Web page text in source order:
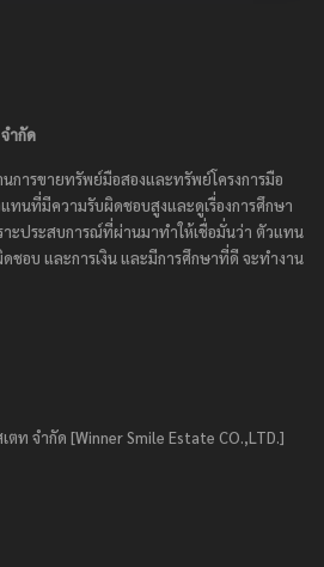
ำกัด
การขายทรัพย์มือสองและทรัพย์โครงการมือ
แทนที่มีความรับผิดชอบสูงและดูเรื่องการศึกษา
าะประสบการณ์ที่ผ่านมาทำให้เชื่อมั่นว่า ตัวแทน
ชอบ และการเงิน และมีการศึกษาที่ดี จะทำงาน
ตท จำกัด [Winner Smile Estate CO.,LTD.]